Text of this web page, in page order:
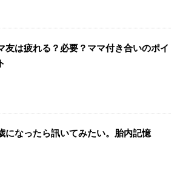
友は疲れる？必要？ママ付き合いのポイ
になったら訊いてみたい。胎内記憶